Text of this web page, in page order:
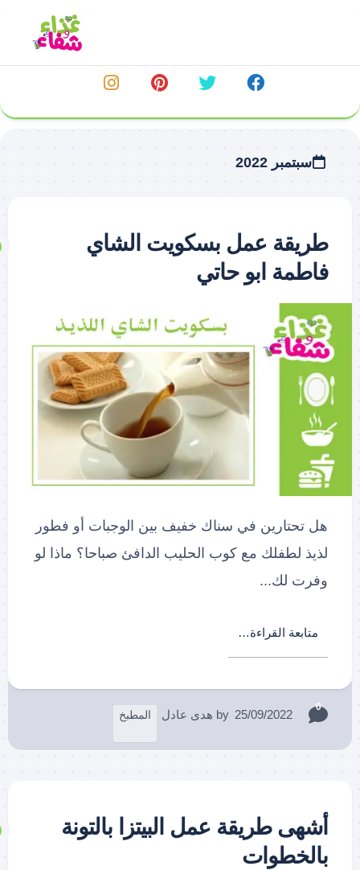
سبتمبر 2022
طريقة عمل بسكويت الشاي
فاطمة ابو حاتي
هل تحتارين في سناك خفيف بين الوجبات أو فطور
لذيذ لطفلك مع كوب الحليب الدافئ صباحا؟ ماذا لو
وفرت لك...
متابعة القراءة…
25/09/2022
by هدى عادل المطبخ
0
أشهى طريقة عمل البيتزا بالتونة
بالخطوات